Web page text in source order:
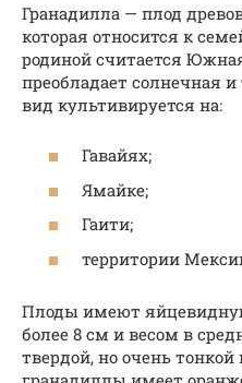
Гранадилла — плод
которая относится к
родиной считается
преобладает солнечная
вид культивируется на:
Гавайях;
Ямайке;
Гаити;
территории
Плоды имеют
более 8 см и весом в
твердой, но очень